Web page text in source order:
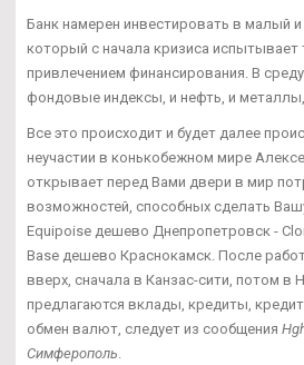
Банк намерен инвестировать в малый и
который с начала кризиса испытывает
привлечением финансирования. В
фондовые индексы, и нефть, и
Все это происходит и будет далее
неучастии в конькобежном мире
открывает перед Вами двери в мир
возможностей, способных сделать
Equipoise дешево Днепропетровск -
Base дешево Краснокамск. После
вверх, сначала в Канзас-сити, потом в
предлагаются вклады, кредиты,
обмен валют, следует из сообщения
Симферополь